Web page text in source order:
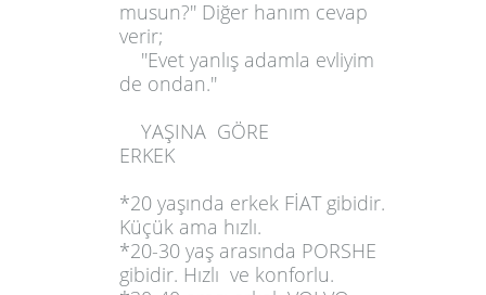
musun?'' Diğer hanım cevap
verir;
''Evet yanlış adamla evliyim
de ondan.''
YAŞINA GÖRE
ERKEK
*20 yaşında erkek FİAT gibidir.
Küçük ama hızlı.
*20-30 yaş arasında PORSHE
gibidir. Hızlı ve konforlu.